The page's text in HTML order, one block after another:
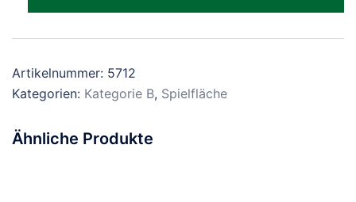
Artikelnummer: 5712
Kategorien: Kategorie B, Spielfläche
Ähnliche Produkte